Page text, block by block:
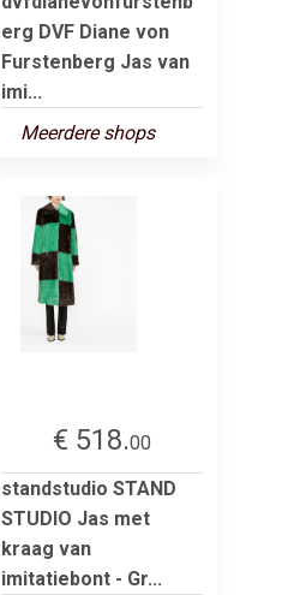
erg DVF Diane von
Furstenberg Jas van
imi...
Meerdere shops
€ 518.00
standstudio STAND
STUDIO Jas met
kraag van
imitatiebont - Gr...